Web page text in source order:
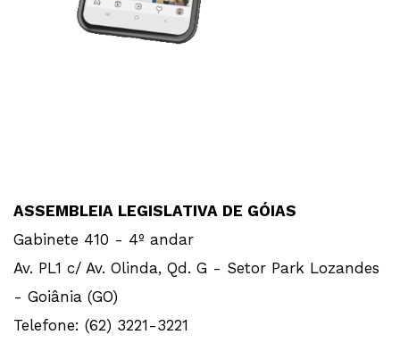
ASSEMBLEIA LEGISLATIVA DE GÓIAS
Gabinete 410 - 4º andar
Av. PL1 c/ Av. Olinda, Qd. G - Setor Park Lozandes
- Goiânia (GO)
Telefone: (62) 3221-3221